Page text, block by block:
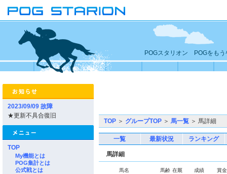
POGスタリオン POGをもう
2023/09/09 故障
★更新不具合復旧
TOP
My機能とは
POG集計とは
公式戦とは
TOP ＞ グループTOP ＞ 馬一覧 ＞ 馬詳細
一覧 最新状況 ランキング
馬詳細
馬名 馬齢 在厩 成績 賞金